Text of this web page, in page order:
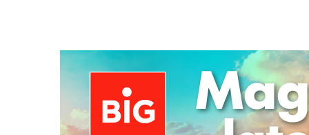
Ścieżka
nawigacyjna
Strona główna
Reprezentacja U-
SPORT 09/09/2025 /0 Komentarzy